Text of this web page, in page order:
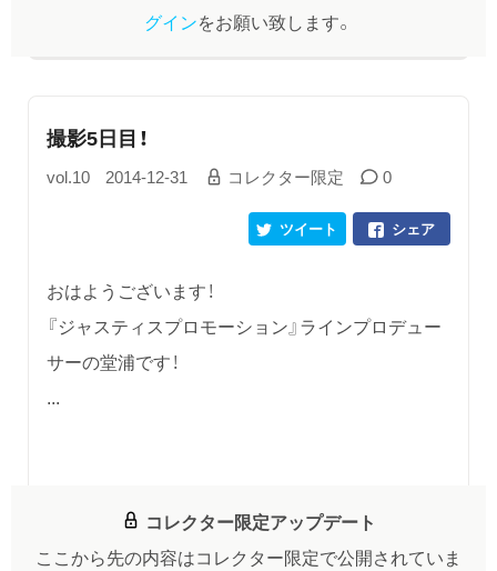
グインをお願い致します。
撮影5日目！
vol.10 2014-12-31 コレクター限定 0
シェア
ツイート
おはようございます！
『ジャスティスプロモーション』ラインプロデュー
サーの堂浦です！
...
コレクター限定アップデート
ここから先の内容はコレクター限定で公開されていま